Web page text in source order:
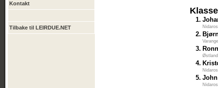
Kontakt
Tilbake til LEIRDUE.NET
1.
2.
3.
4.
5.